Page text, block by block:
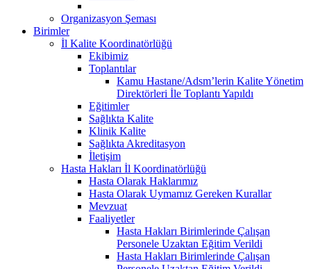
Organizasyon Şeması
Birimler
İl Kalite Koordinatörlüğü
Ekibimiz
Toplantılar
Kamu Hastane/Adsm’lerin Kalite Yönetim
Direktörleri İle Toplantı Yapıldı
Eğitimler
Sağlıkta Kalite
Klinik Kalite
Sağlıkta Akreditasyon
İletişim
Hasta Hakları İl Koordinatörlüğü
Hasta Olarak Haklarımız
Hasta Olarak Uymamız Gereken Kurallar
Mevzuat
Faaliyetler
Hasta Hakları Birimlerinde Çalışan
Personele Uzaktan Eğitim Verildi
Hasta Hakları Birimlerinde Çalışan